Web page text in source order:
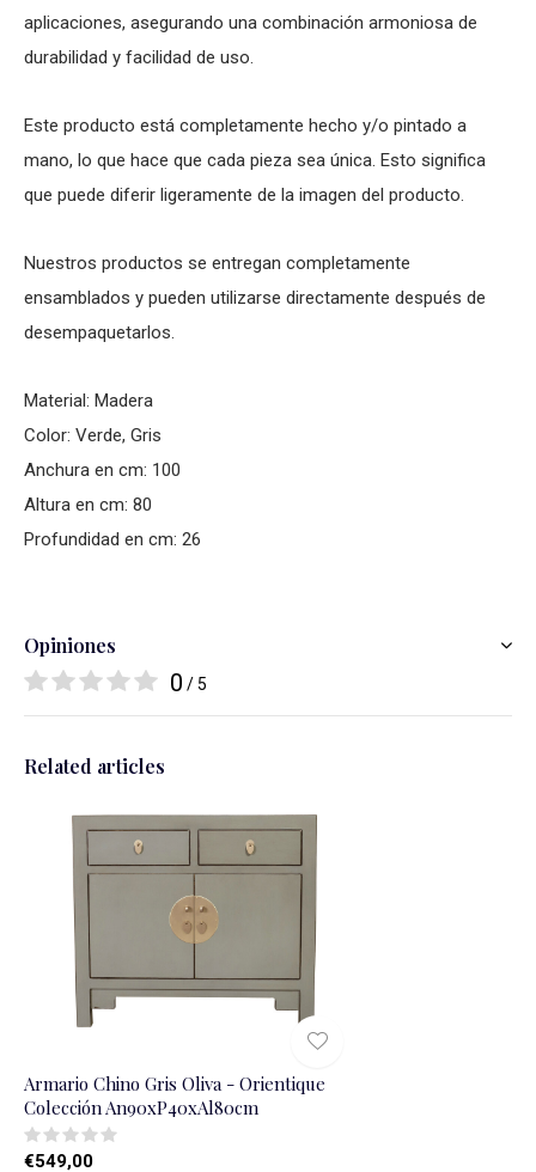
aplicaciones, asegurando una combinación armoniosa de
durabilidad y facilidad de uso.
Este producto está completamente hecho y/o pintado a
mano, lo que hace que cada pieza sea única. Esto significa
que puede diferir ligeramente de la imagen del producto.
Nuestros productos se entregan completamente
ensamblados y pueden utilizarse directamente después de
desempaquetarlos.
Material: Madera
Color: Verde, Gris
Anchura en cm: 100
Altura en cm: 80
Profundidad en cm: 26
Opiniones
0 / 5
Related articles
Armario Chino Gris Oliva - Orientique
Colección An90xP40xAl80cm
€549,00